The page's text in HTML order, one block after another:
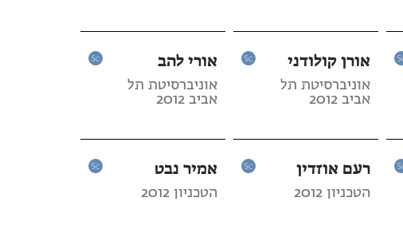
אורן קולודני
אוניברסיטת תל
אביב 2012
אורי להב
אוניברסיטת תל
אביב 2012
רעם אוזדין
הטכניון 2012
אמיר נבט
הטכניון 2012